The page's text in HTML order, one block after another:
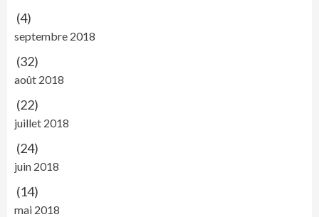
(4)
septembre 2018
(32)
août 2018
(22)
juillet 2018
(24)
juin 2018
(14)
mai 2018